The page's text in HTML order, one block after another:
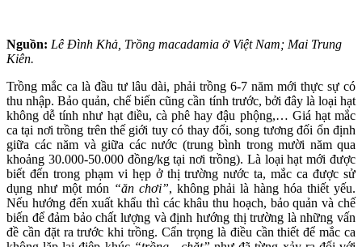
Nguồn: Lê Đình Khả, Trồng macadamia ở Việt Nam; Mai Trung
Kiên.
Trồng mắc ca là đầu tư lâu dài, phải trồng 6-7 năm mới thực sự có
thu nhập. Bảo quản, chế biến cũng cần tính trước, bởi đây là loại hạt
không dễ tính như hạt điều, cà phê hay đậu phộng,… Giá hạt mắc
ca tại nơi trồng trên thế giới tuy có thay đổi, song tương đối ổn định
giữa các năm và giữa các nước (trung bình trong mười năm qua
khoảng 30.000-50.000 đồng/kg tại nơi trồng). Là loại hạt mới được
biết đến trong phạm vi hẹp ở thị trường nước ta, mắc ca được sử
dụng như một món “ăn chơi”, không phải là hàng hóa thiết yếu.
Nếu hướng đến xuất khẩu thì các khâu thu hoạch, bảo quản và chế
biến để đảm bảo chất lượng và định hướng thị trường là những vấn
đề cần đặt ra trước khi trồng. Cẩn trọng là điều cần thiết để mắc ca